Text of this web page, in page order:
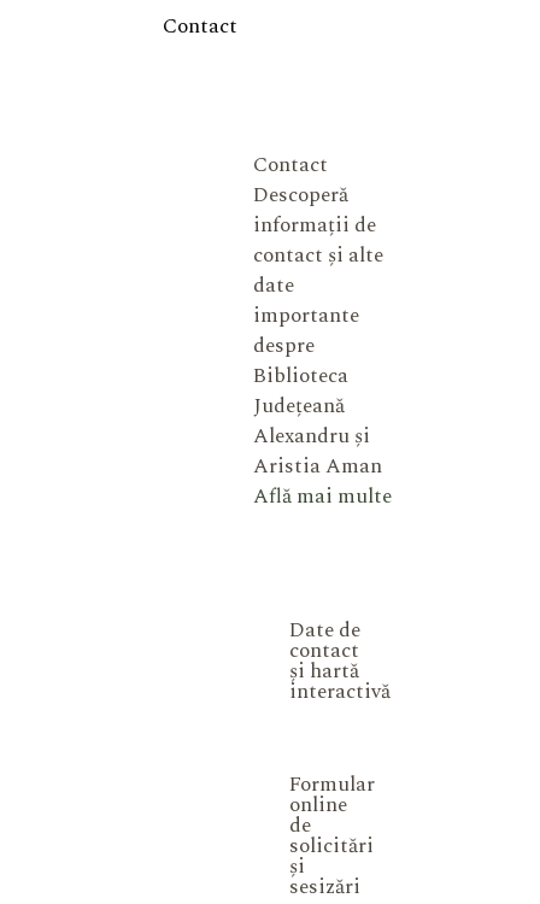
Contact
Contact
Descoperă
informații de
contact și alte
date
importante
despre
Biblioteca
Județeană
Alexandru și
Aristia Aman
Află mai multe
Date de
contact
și hartă
interactivă
Formular
online
de
solicitări
și
sesizări